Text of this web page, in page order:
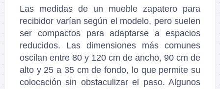
Las medidas de un mueble zapatero para
recibidor varían según el modelo, pero suelen
ser compactos para adaptarse a espacios
reducidos. Las dimensiones más comunes
oscilan entre 80 y 120 cm de ancho, 90 cm de
alto y 25 a 35 cm de fondo, lo que permite su
colocación sin obstaculizar el paso. Algunos